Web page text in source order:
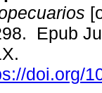
Epub
doi.org/